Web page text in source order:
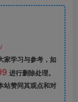
家学习与参考，如
进行删除处理。
站赞同其观点和对